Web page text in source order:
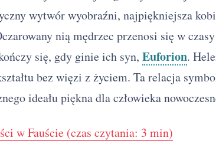
wytwór wyobraźni, najpiękniejsza
nią mędrzec przenosi się w
się, gdy ginie ich syn, Euforion.
bez więzi z życiem. Ta relacja
ideału piękna dla człowieka
w Fauście (czas czytania: 3 min)